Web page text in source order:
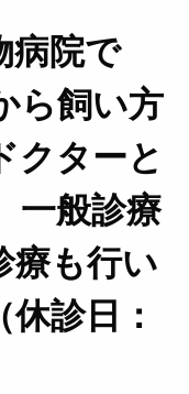
病院で
ら飼い方
クターと
一般診療
療も行い
診日：